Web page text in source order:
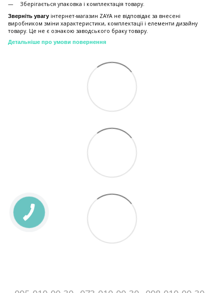
Зберiгається упаковка і комплектація товару.
Зверніть увагу інтернет-магазин ZAYA не відповідає за внесені
виробником зміни характеристики, комплектації і елементи дизайну
товару. Це не є ознакою заводського браку товару.
Детальніше про умови повернення